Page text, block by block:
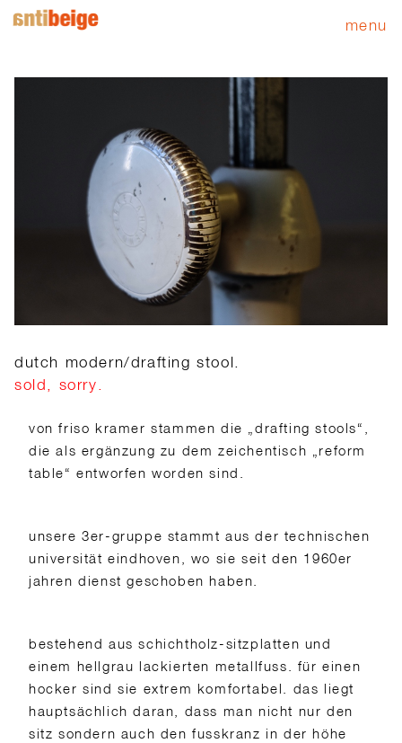
menu
dutch modern/drafting stool.
sold, sorry.
von friso kramer stammen die „drafting stools“,
die als ergänzung zu dem zeichentisch „reform
table“ entworfen worden sind.
unsere 3er-gruppe stammt aus der technischen
universität eindhoven, wo sie seit den 1960er
jahren dienst geschoben haben.
bestehend aus schichtholz-sitzplatten und
einem hellgrau lackierten metallfuss. für einen
hocker sind sie extrem komfortabel. das liegt
hauptsächlich daran, dass man nicht nur den
sitz sondern auch den fusskranz in der höhe